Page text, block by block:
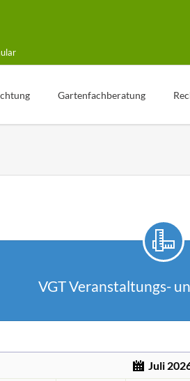
Gartenfachberatung
VGT Veranstaltungs-
Juli